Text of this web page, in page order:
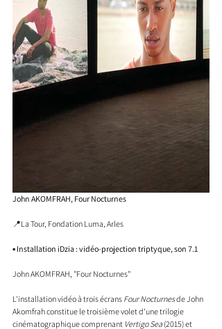
John AKOMFRAH, Four Nocturnes
📍La Tour, Fondation Luma, Arles
▪️ Installation iDzia : vidéo-projection triptyque, son 7.1
John AKOMFRAH, "Four Nocturnes"
L'installation vidéo à trois écrans Four Nocturnes de John
Akomfrah constitue le troisième volet d'une trilogie
cinématographique comprenant Vertigo Sea (2015) et